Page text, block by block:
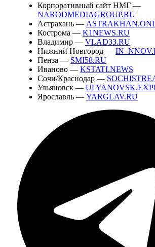
Корпоративный сайт НМГ —
NARODMEDIAGROUP.RU
Астрахань —
Кострома — K1NEWS.RU
Владимир — VLAD33.RU
Нижний Новгород —
Пенза — SMI58.RU
Иваново — KSTATI.NEWS
Сочи/Краснодар —
Ульяновск —
Ярославль — YARGLAV.RU